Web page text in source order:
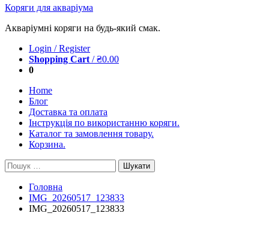
Коряги для акваріума
Акваріумні коряги на будь-який смак.
Login / Register
Shopping Cart /₴0.00
0
Home
Блог
Доставка та оплата
Інструкція по використанню коряги.
Каталог та замовлення товару.
Корзина.
Пошук:
Головна
IMG_20260517_123833
IMG_20260517_123833